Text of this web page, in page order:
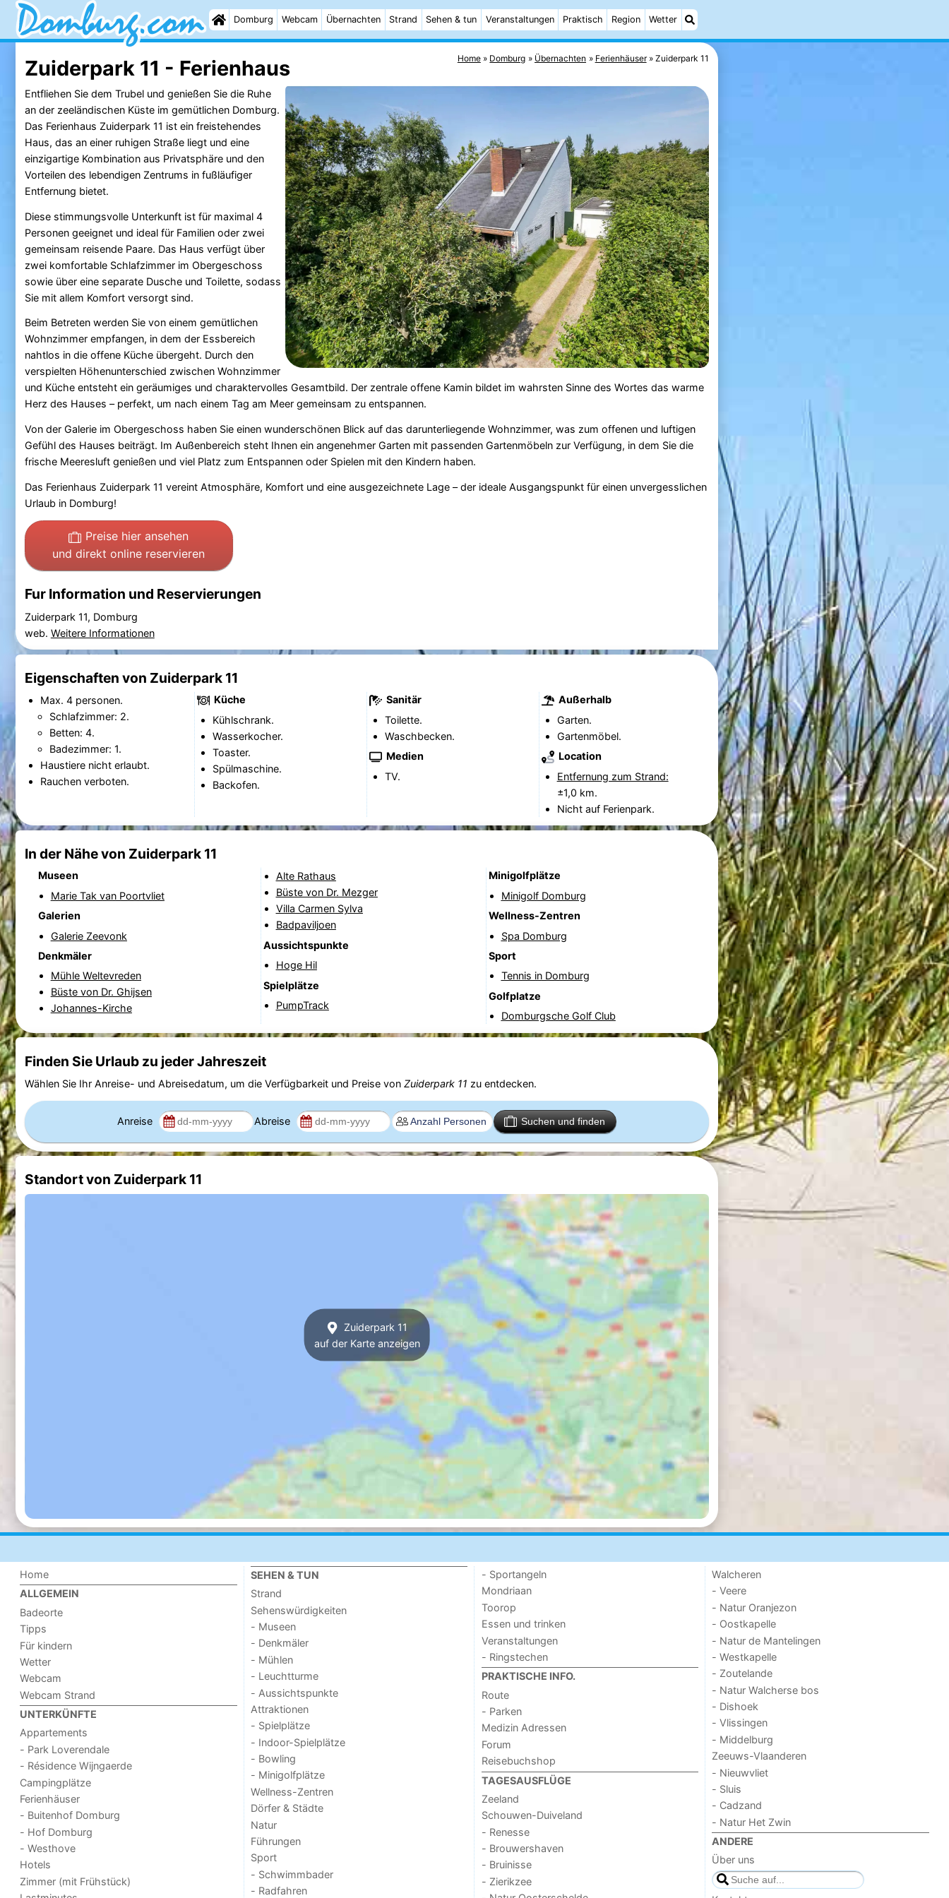
Domburg Webcam Übernachten Strand Sehen & tun Veranstaltungen Praktisch Region Wetter
Home Domburg Übernachten Ferienhäuser Zuiderpark 11
Zuiderpark 11 - Ferienhaus
Entfliehen Sie dem Trubel und genießen Sie die Ruhe
an der zeeländischen Küste im gemütlichen Domburg.
Das Ferienhaus Zuiderpark 11 ist ein freistehendes
Haus, das an einer ruhigen Straße liegt und eine
einzigartige Kombination aus Privatsphäre und den
Vorteilen des lebendigen Zentrums in fußläufiger
Entfernung bietet.
Diese stimmungsvolle Unterkunft ist für maximal 4
Personen geeignet und ideal für Familien oder zwei
gemeinsam reisende Paare. Das Haus verfügt über
zwei komfortable Schlafzimmer im Obergeschoss
sowie über eine separate Dusche und Toilette, sodass
Sie mit allem Komfort versorgt sind.
Beim Betreten werden Sie von einem gemütlichen
Wohnzimmer empfangen, in dem der Essbereich
nahtlos in die offene Küche übergeht. Durch den
verspielten Höhenunterschied zwischen Wohnzimmer
und Küche entsteht ein geräumiges und charaktervolles Gesamtbild. Der zentrale offene Kamin bildet im wahrsten Sinne des Wortes das warme
Herz des Hauses – perfekt, um nach einem Tag am Meer gemeinsam zu entspannen.
Von der Galerie im Obergeschoss haben Sie einen wunderschönen Blick auf das darunterliegende Wohnzimmer, was zum offenen und luftigen
Gefühl des Hauses beiträgt. Im Außenbereich steht Ihnen ein angenehmer Garten mit passenden Gartenmöbeln zur Verfügung, in dem Sie die
frische Meeresluft genießen und viel Platz zum Entspannen oder Spielen mit den Kindern haben.
Das Ferienhaus Zuiderpark 11 vereint Atmosphäre, Komfort und eine ausgezeichnete Lage – der ideale Ausgangspunkt für einen unvergesslichen
Urlaub in Domburg!
Preise hier ansehen
und direkt online reservieren
Fur Information und Reservierungen
Zuiderpark 11, Domburg
web. Weitere Informationen
Eigenschaften von Zuiderpark 11
Max. 4 personen.
Schlafzimmer: 2.
Betten: 4.
Badezimmer: 1.
Haustiere nicht erlaubt.
Rauchen verboten.
Küche
Kühlschrank.
Wasserkocher.
Toaster.
Spülmaschine.
Backofen.
Sanitär
Toilette.
Waschbecken.
Medien
TV.
Außerhalb
Garten.
Gartenmöbel.
Location
Entfernung zum Strand:
±1,0 km.
Nicht auf Ferienpark.
In der Nähe von Zuiderpark 11
Museen
Marie Tak van Poortvliet
Galerien
Galerie Zeevonk
Denkmäler
Mühle Weltevreden
Büste von Dr. Ghijsen
Johannes-Kirche
Alte Rathaus
Büste von Dr. Mezger
Villa Carmen Sylva
Badpaviljoen
Aussichtspunkte
Hoge Hil
Spielplätze
PumpTrack
Minigolfplätze
Minigolf Domburg
Wellness-Zentren
Spa Domburg
Sport
Tennis in Domburg
Golfplatze
Domburgsche Golf Club
Finden Sie Urlaub zu jeder Jahreszeit
Wählen Sie Ihr Anreise- und Abreisedatum, um die Verfügbarkeit und Preise von Zuiderpark 11 zu entdecken.
Anreise Abreise Suchen und finden
Standort von Zuiderpark 11
Zuiderpark 11
auf der Karte anzeigen
Home
ALLGEMEIN
Badeorte
Tipps
Für kindern
Wetter
Webcam
Webcam Strand
UNTERKÜNFTE
Appartements
- Park Loverendale
- Résidence Wijngaerde
Campingplätze
Ferienhäuser
- Buitenhof Domburg
- Hof Domburg
- Westhove
Hotels
Zimmer (mit Frühstück)
SEHEN & TUN
Strand
Sehenswürdigkeiten
- Museen
- Denkmäler
- Mühlen
- Leuchtturme
- Aussichtspunkte
Attraktionen
- Spielplätze
- Indoor-Spielplätze
- Bowling
- Minigolfplätze
Wellness-Zentren
Dörfer & Städte
Natur
Führungen
Sport
- Schwimmbader
- Radfahren
- Sportangeln
Mondriaan
Toorop
Essen und trinken
Veranstaltungen
- Ringstechen
PRAKTISCHE INFO.
Route
- Parken
Medizin Adressen
Forum
Reisebuchshop
TAGESAUSFLÜGE
Zeeland
Schouwen-Duiveland
- Renesse
- Brouwershaven
- Bruinisse
- Zierikzee
Walcheren
- Veere
- Natur Oranjezon
- Oostkapelle
- Natur de Mantelingen
- Westkapelle
- Zoutelande
- Natur Walcherse bos
- Dishoek
- Vlissingen
- Middelburg
Zeeuws-Vlaanderen
- Nieuwvliet
- Sluis
- Cadzand
- Natur Het Zwin
ANDERE
Über uns